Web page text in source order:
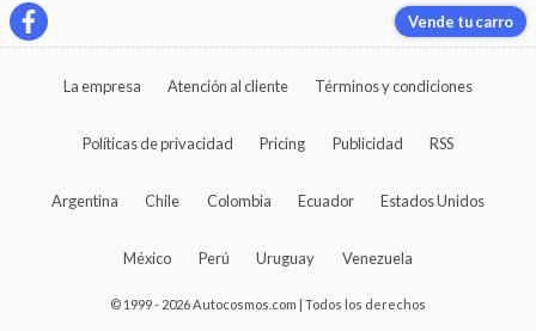
Vende tu carro
La empresa Atención al cliente Términos y condiciones
Políticas de privacidad Pricing Publicidad RSS
Argentina Chile Colombia Ecuador Estados Unidos
México Perú Uruguay Venezuela
© 1999 - 2026 Autocosmos.com | Todos los derechos